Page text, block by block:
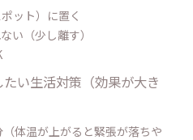
ット）に置く
い（少し離す）
い生活対策（効果が大き
体温が上がると緊張が落ちや